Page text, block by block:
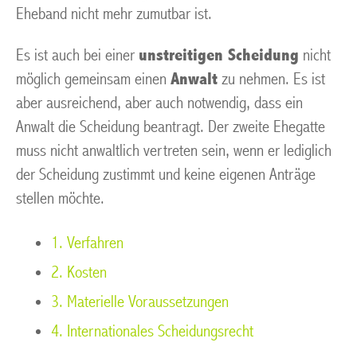
Eheband nicht mehr zumutbar ist.
Es ist auch bei einer unstreitigen Scheidung nicht
möglich gemeinsam einen Anwalt zu nehmen. Es ist
aber ausreichend, aber auch notwendig, dass ein
Anwalt die Scheidung beantragt. Der zweite Ehegatte
muss nicht anwaltlich vertreten sein, wenn er lediglich
der Scheidung zustimmt und keine eigenen Anträge
stellen möchte.
1. Verfahren
2. Kosten
3. Materielle Voraussetzungen
4. Internationales Scheidungsrecht